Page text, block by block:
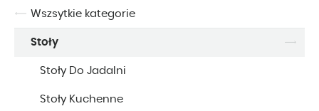
Wszsytkie kategorie
Stoły
Stoły Do Jadalni
Stoły Kuchenne